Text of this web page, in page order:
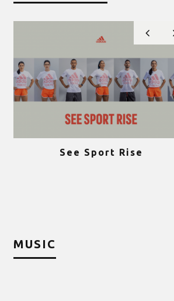
See Sport Rise
MUSIC